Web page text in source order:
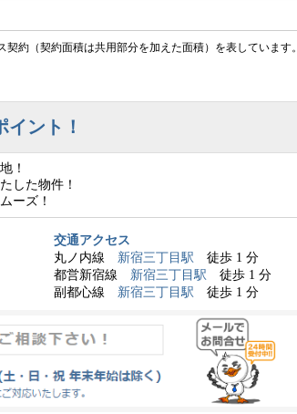
契約（契約面積は共用部分を加えた面積）を表しています。
イント！
！
した物件！
ーズ！
交通アクセス
丸ノ内線 新宿三丁目駅 徒歩 1 分
都営新宿線 新宿三丁目駅 徒歩 1 分
副都心線 新宿三丁目駅 徒歩 1 分